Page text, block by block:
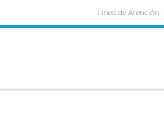
Línea de Atención: